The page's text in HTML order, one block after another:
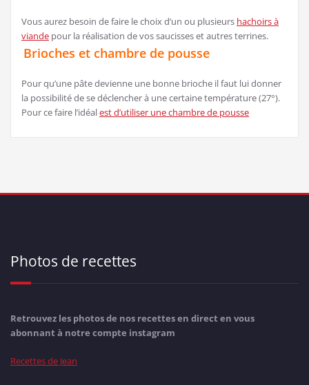
Vous aurez besoin de faire le choix d’un ou plusieurs hachoirs à
viande pour la réalisation de vos saucisses et autres terrines.
Brioches et chambre de pousse
Pour qu’une pâte devienne une bonne brioche il faut lui donner
la possibilité de se déclencher à une certaine température (27°).
Pour ce faire l’idéalest d’utiliser une chambre de pousse
Photos de recettes
Retrouvez les photos de nos recettes en direct en vous
abonnant à notre compte instagram
Recettes de Jean